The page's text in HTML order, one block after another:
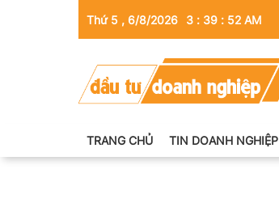
Thứ 5 , 6/8/2026 3 : 39 : 53 AM
TRANG CHỦ TIN DOANH NGHIỆP